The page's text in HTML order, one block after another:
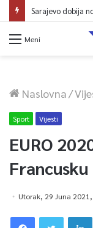
Meni
Naslovna/
Sport Vijesti
EURO
Francusku
Utorak, 29 Juna